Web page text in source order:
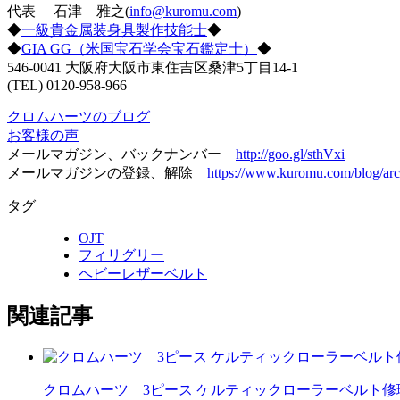
代表 石津 雅之(info@kuromu.com)
◆一級貴金属装身具製作技能士◆
◆GIA GG（米国宝石学会宝石鑑定士） ◆
546-0041 大阪府大阪市東住吉区桑津5丁目14-1
(TEL) 0120-958-966
クロムハーツのブログ
お客様の声
メールマガジン、バックナンバー http://goo.gl/sthVxi
メールマガジンの登録、解除 https://www.kuromu.com/blog/
タグ
OJT
フィリグリー
ヘビーレザーベルト
関連記事
クロムハーツ 3ピース ケルティックローラーベルト修